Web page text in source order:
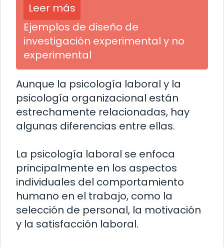
Leer más
Ejemplos de diseño de
investigación experimental y no
experimental
Aunque la psicología laboral y la
psicología organizacional están
estrechamente relacionadas, hay
algunas diferencias entre ellas.
La psicología laboral se enfoca
principalmente en los aspectos
individuales del comportamiento
humano en el trabajo, como la
selección de personal, la motivación
y la satisfacción laboral.